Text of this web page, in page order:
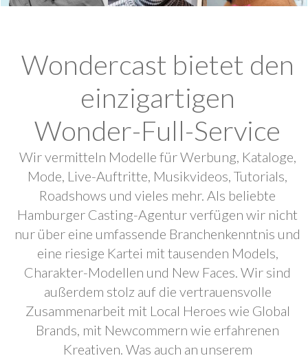
Wondercast bietet den
einzigartigen
Wonder-Full-Service
Wir vermitteln Modelle für Werbung, Kataloge,
Mode, Live-Auftritte, Musikvideos, Tutorials,
Roadshows und vieles mehr. Als beliebte
Hamburger Casting-Agentur verfügen wir nicht
nur über eine umfassende Branchenkenntnis und
eine riesige Kartei mit tausenden Models,
Charakter-Modellen und New Faces. Wir sind
außerdem stolz auf die vertrauensvolle
Zusammenarbeit mit Local Heroes wie Global
Brands, mit Newcommern wie erfahrenen
Kreativen. Was auch an unserem